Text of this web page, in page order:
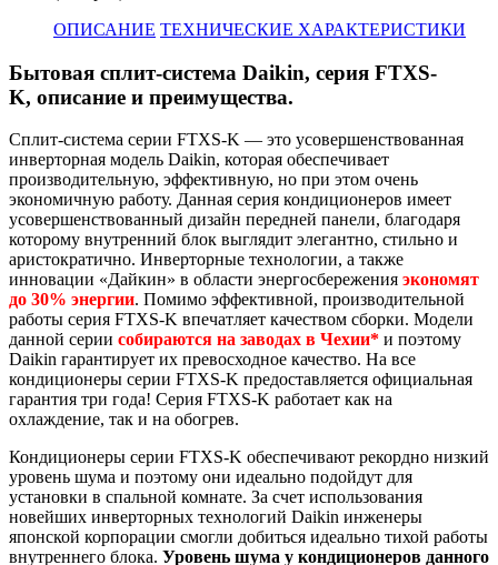
ОПИСАНИЕ ТЕХНИЧЕСКИЕ ХАРАКТЕРИСТИКИ
Бытовая сплит-система Daikin, серия FTXS-
K, описание и преимущества.
Сплит-система серии FTXS-K — это усовершенствованная
инверторная модель Daikin, которая обеспечивает
производительную, эффективную, но при этом очень
экономичную работу. Данная серия кондиционеров имеет
усовершенствованный дизайн передней панели, благодаря
которому внутренний блок выглядит элегантно, стильно и
аристократично. Инверторные технологии, а также
инновации «Дайкин» в области энергосбережения экономят
до 30% энергии. Помимо эффективной, производительной
работы серия FTXS-K впечатляет качеством сборки. Модели
данной серии собираются на заводах в Чехии* и поэтому
Daikin гарантирует их превосходное качество. На все
кондиционеры серии FTXS-K предоставляется официальная
гарантия три года! Серия FTXS-K работает как на
охлаждение, так и на обогрев.
Кондиционеры серии FTXS-K обеспечивают рекордно низкий
уровень шума и поэтому они идеально подойдут для
установки в спальной комнате. За счет использования
новейших инверторных технологий Daikin инженеры
японской корпорации смогли добиться идеально тихой работы
внутреннего блока. Уровень шума у кондиционеров данного